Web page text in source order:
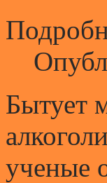
Бытует
ученые